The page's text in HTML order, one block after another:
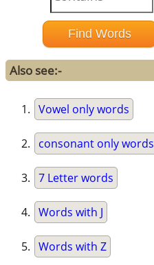
Also see:-
Vowel only words
consonant only words
7 Letter words
Words with J
Words with Z